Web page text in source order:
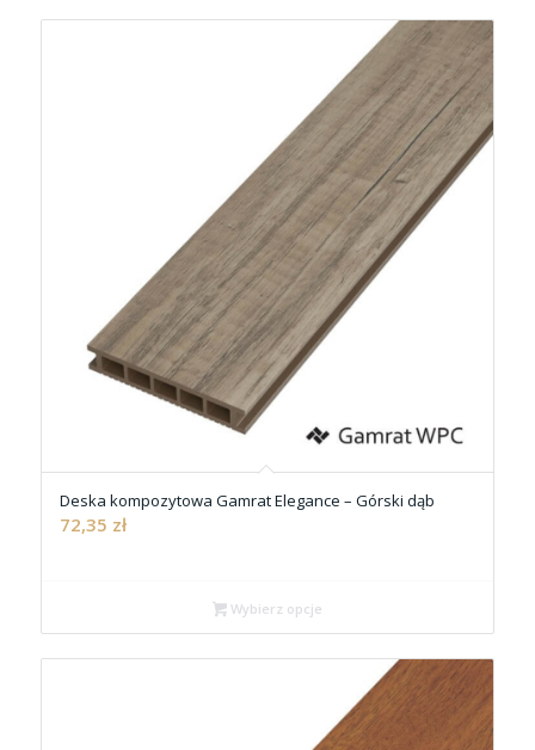
Deska kompozytowa Gamrat Elegance – Górski dąb
72,35 zł
Wybierz opcje